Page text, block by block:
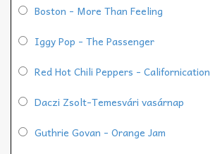
Boston - More Than Feeling
Iggy Pop - The Passenger
Red Hot Chili Peppers - Californication
Daczi Zsolt-Temesvári vasárnap
Guthrie Govan - Orange Jam